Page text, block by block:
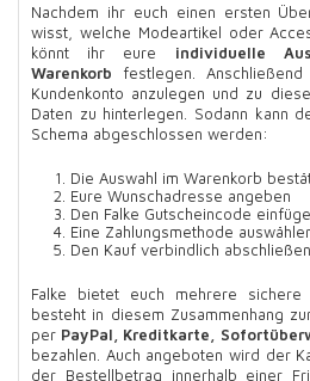
Nachdem ihr euch einen ersten
wisst, welche Modeartikel oder
könnt ihr eure individuelle
Warenkorb festlegen.
Kundenkonto anzulegen und zu
Daten zu hinterlegen. Sodann kann
Schema abgeschlossen werden:
Die Auswahl im Warenkorb
Eure Wunschadresse angeben
Den Falke Gutscheincode
Eine Zahlungsmethode
Den Kauf verbindlich abschließen
Falke bietet euch mehrere sichere
besteht in diesem Zusammenhang
per PayPal, Kreditkarte,
bezahlen. Auch angeboten wird der
der Bestellbetrag innerhalb einer